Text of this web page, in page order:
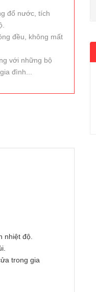
đổ nước, tích
đều, không mất
với những bộ
đình...
nhiệt độ.
trong gia